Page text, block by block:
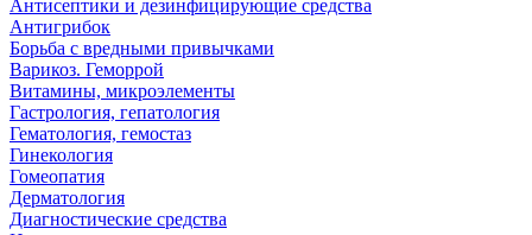
Антисептики и дезинфицирующие средства
Антигрибок
Борьба с вредными привычками
Варикоз. Геморрой
Витамины, микроэлементы
Гастрология, гепатология
Гематология, гемостаз
Гинекология
Гомеопатия
Дерматология
Диагностические средства